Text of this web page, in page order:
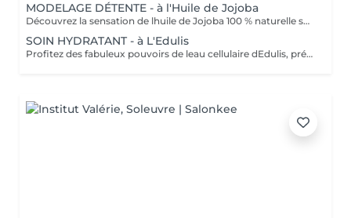
MODELAGE DÉTENTE - à l'Huile de Jojoba
Découvrez la sensation de lhuile de Jojoba 100 % naturelle sur votre peau. Nourrie, votre peau retrouve tout son confort. Libéré de ses tensions grâce aux mains habiles de notre esthéticienne, votre visage est détendu. Bénéfices : Nourrie, votre peau retrouve tout son confort.
SOIN HYDRATANT - à L'Edulis
Profitez des fabuleux pouvoirs de leau cellulaire dEdulis, précieuse source dhydratation continue. Après la brumisation du Sérum concentré en eau cellulaire, le Masque Crème ressourçant se transforme en une texture soyeuse qui fond sur votre peau sous le délicat modelage de notre esthéticienne. Bénéfices : Gorgée deau, votre peau retrouve douceur, souplesse et éclat. Retrouvez le confort dune peau hydratée en continu.